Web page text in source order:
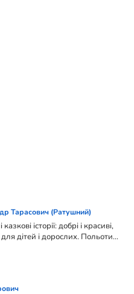
Тарасович (Ратушний)
історії: добрі і красиві,
дітей і дорослих. Польоти
провулках міста,
зграя страшних вовків,